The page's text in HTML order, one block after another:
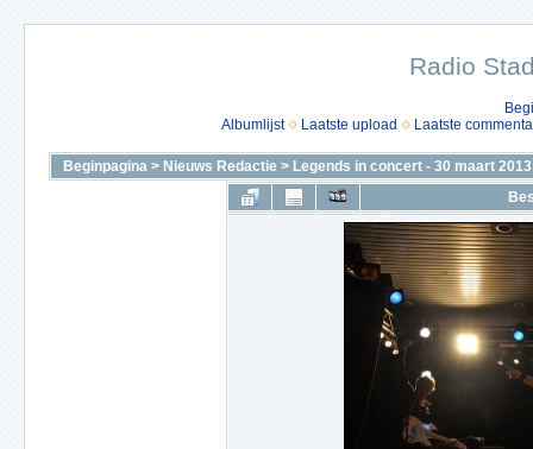
Radio
Albumlijst
Laatste upload Laatste
Beginpagina > Nieuws Redactie > Legends in concert - 30 maart 2013